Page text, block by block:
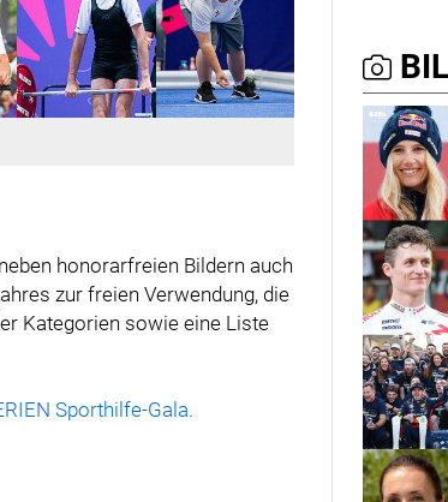
honorarfreien Bildern auch
zur freien Verwendung, die
Kategorien sowie eine Liste
Sporthilfe-Gala.